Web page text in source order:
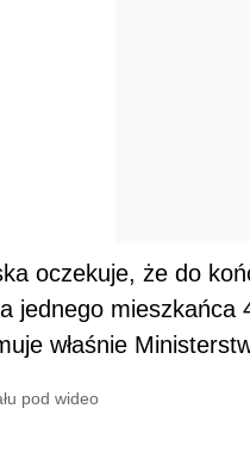
oczekuje, że do
jednego mieszkańca
właśnie
pod wideo